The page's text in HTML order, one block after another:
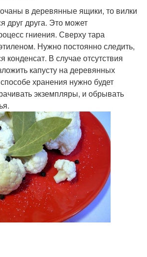
в деревянные ящики, то вилки
друг друга. Это может
гниения. Сверху тара
Нужно постоянно следить,
конденсат. В случае отсутствия
капусту на деревянных
хранения нужно будет
экземпляры, и обрывать